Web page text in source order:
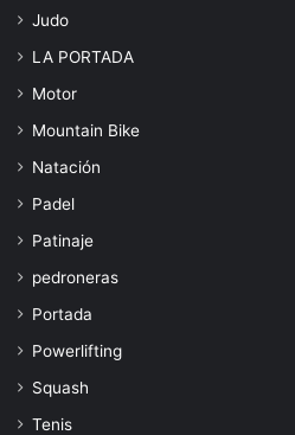
Judo
LA PORTADA
Motor
Mountain Bike
Natación
Padel
Patinaje
pedroneras
Portada
Powerlifting
Squash
Tenis